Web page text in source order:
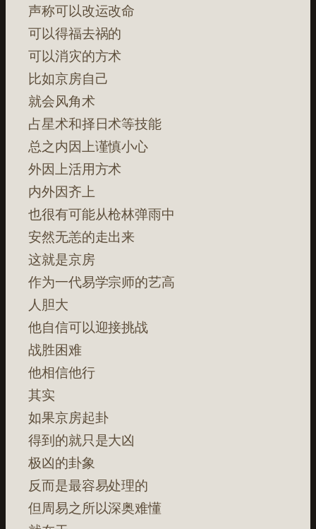
声称可以改运改命
可以得福去祸的
可以消灾的方术
比如京房自己
就会风角术
占星术和择日术等技能
总之内因上谨慎小心
外因上活用方术
内外因齐上
也很有可能从枪林弹雨中
安然无恙的走出来
这就是京房
作为一代易学宗师的艺高
人胆大
他自信可以迎接挑战
战胜困难
他相信他行
其实
如果京房起卦
得到的就只是大凶
极凶的卦象
反而是最容易处理的
但周易之所以深奥难懂